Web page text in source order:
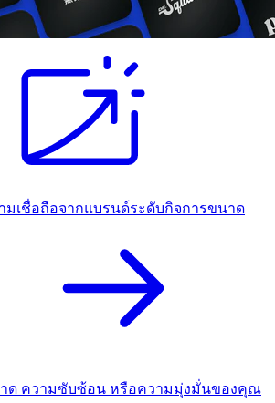
มเชื่อถือจากแบรนด์ระดับกิจการขนาด
ด ความซับซ้อน หรือความมุ่งมั่นของคุณ